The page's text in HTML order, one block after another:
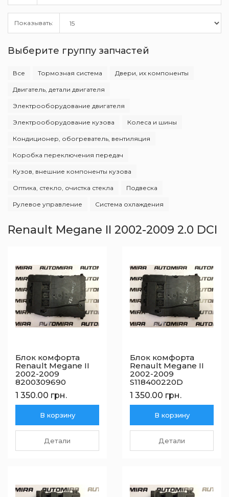
Показывать:
Выберите группу запчастей
Все Тормозная система Двери, их компоненты
Двигатель, детали двигателя
Электрооборудование двигателя
Электрооборудование кузова Колеса и шины
Кондиционер, обогреватель, вентиляция
Коробка переключения передач
Кузов, внешние компоненты кузова
Оптика, стекло, очистка стекла Подвеска
Рулевое управление Система охлаждения
Renault Megane II 2002-2009 2.0 DCI
Блок комфорта
Renault Megane II
2002-2009
8200309690
1 350.00 грн.
В корзину
Детали
Блок комфорта
Renault Megane II
2002-2009
S118400220D
1 350.00 грн.
В корзину
Детали